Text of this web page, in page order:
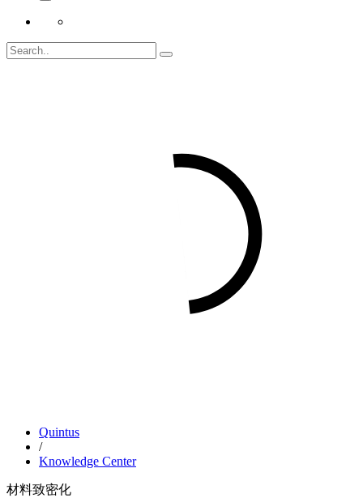
Quintus
/
Knowledge Center
材料致密化